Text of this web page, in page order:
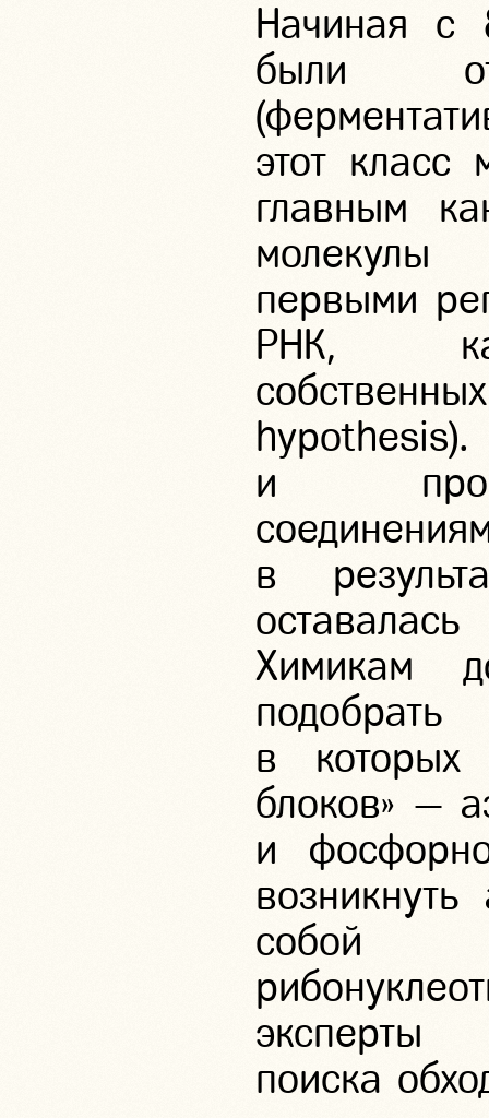
Начиная с
были
этот класс
главным
первыми
РНК,
и
в
Химикам
в которых
блоков» —
и
собой
эксперты
поиска